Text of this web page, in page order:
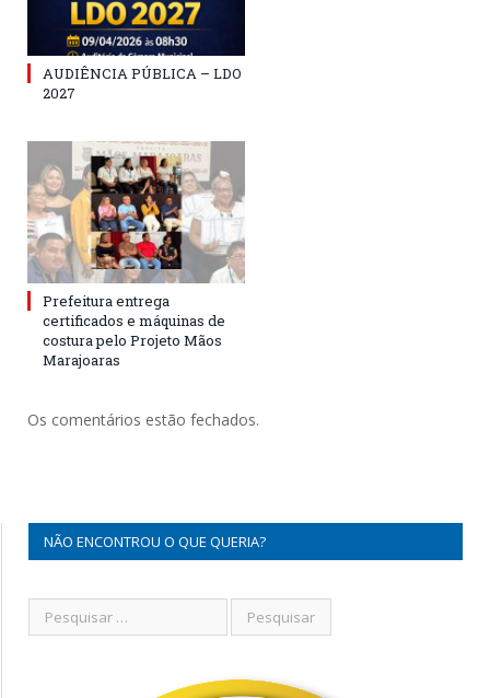
AUDIÊNCIA PÚBLICA – LDO
2027
Prefeitura entrega
certificados e máquinas de
costura pelo Projeto Mãos
Marajoaras
Os comentários estão fechados.
NÃO ENCONTROU O QUE QUERIA?